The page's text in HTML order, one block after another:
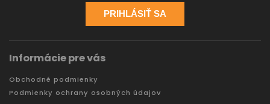
PRIHLÁSIŤ SA
Informácie pre vás
Obchodné podmienky
Podmienky ochrany osobných údajov